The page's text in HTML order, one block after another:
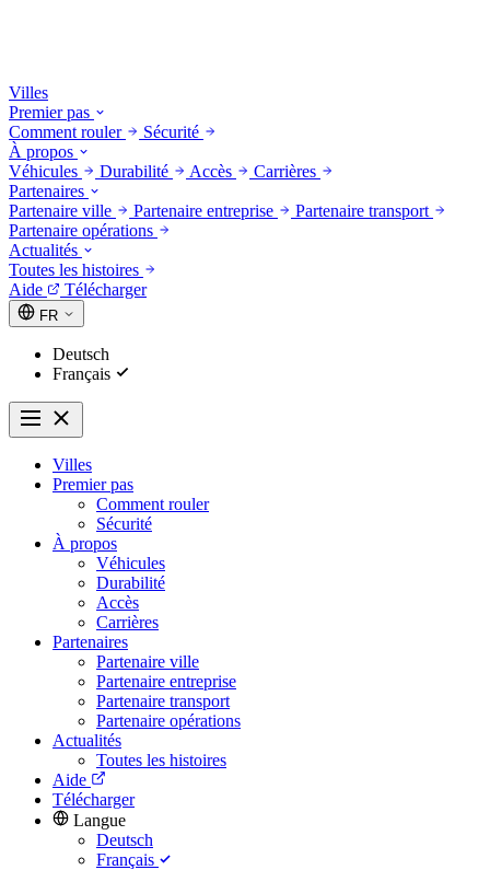
Villes
Premier pas
Comment rouler
Sécurité
À propos
Véhicules
Durabilité Accès
Carrières
Partenaires
Partenaire ville
Partenaire entreprise
Partenaire transport
Partenaire opérations
Actualités
Toutes les histoires
Aide
Télécharger
FR
Deutsch
Français
Villes
Premier pas
Comment rouler
Sécurité
À propos
Véhicules
Durabilité
Accès
Carrières
Partenaires
Partenaire ville
Partenaire entreprise
Partenaire transport
Partenaire opérations
Actualités
Toutes les histoires
Aide
Télécharger
Langue
Deutsch
Français